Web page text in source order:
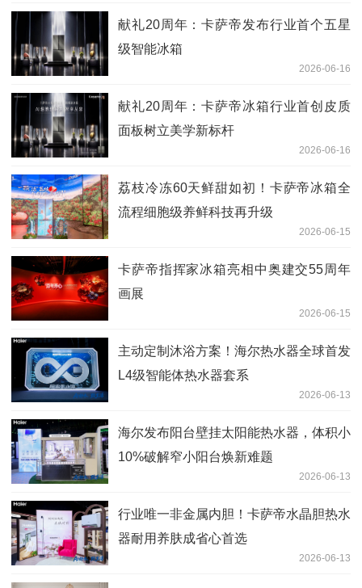
献礼20周年：卡萨帝发布行业首个五星
级智能冰箱
2026-06-16
献礼20周年：卡萨帝冰箱行业首创皮质
面板树立美学新标杆
2026-06-16
荔枝冷冻60天鲜甜如初！卡萨帝冰箱全
流程细胞级养鲜科技再升级
2026-06-15
卡萨帝指挥家冰箱亮相中奥建交55周年
画展
2026-06-15
主动定制沐浴方案！海尔热水器全球首发
L4级智能体热水器套系
2026-06-13
海尔发布阳台壁挂太阳能热水器，体积小
10%破解窄小阳台焕新难题
2026-06-13
行业唯一非金属内胆！卡萨帝水晶胆热水
器耐用养肤成省心首选
2026-06-13